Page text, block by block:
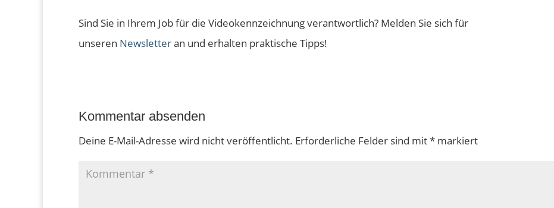
Sind Sie in Ihrem Job für die Videokennzeichnung verantwortlich? Melden Sie sich für
unseren Newsletteran und erhalten praktische Tipps!
Kommentar absenden
Deine E-Mail-Adresse wird nicht veröffentlicht. Erforderliche Felder sind mit* markiert